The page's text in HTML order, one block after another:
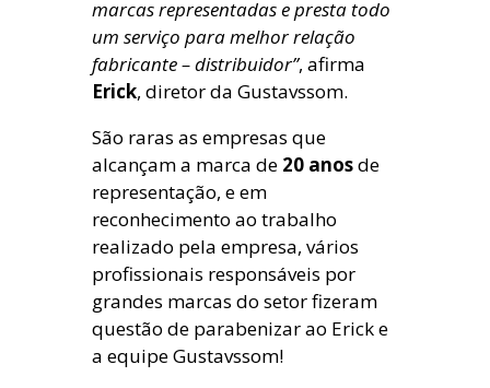
marcas representadas e presta todo
um serviço para melhor relação
fabricante – distribuidor”, afirma
Erick, diretor da Gustavssom.
São raras as empresas que
alcançam a marca de 20 anosde
representação, e em
reconhecimento ao trabalho
realizado pela empresa, vários
profissionais responsáveis por
grandes marcas do setor fizeram
questão de parabenizar ao Erick e
a equipe Gustavssom!